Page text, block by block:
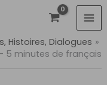
Histoires, Dialogues
5 minutes de français